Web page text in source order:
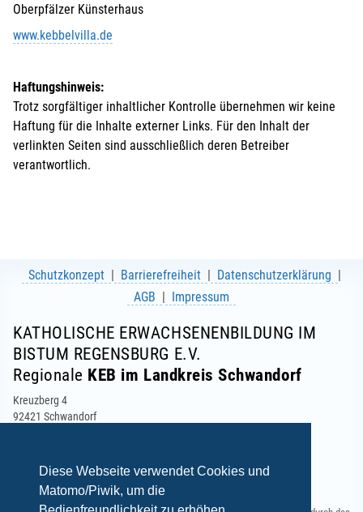
Diese Webseite verwendet Cookies und
Matomo/Piwik, um die
Oberpfälzer Künsterhaus
www.kebbelvilla.de
Haftungshinweis:
Trotz sorgfältiger inhaltlicher Kontrolle übernehmen wir keine
Haftung für die Inhalte externer Links. Für den Inhalt der
verlinkten Seiten sind ausschließlich deren Betreiber
verantwortlich.
Schutzkonzept Barrierefreiheit
Datenschutzerklärung
AGB
Impressum
KATHOLISCHE ERWACHSENENBILDUNG IM
BISTUM REGENSBURG E.V.
Regionale KEB im Landkreis Schwandorf
Kreuzberg 4
92421 Schwandorf
E-Mail:info(at)keb-schwandorf.de